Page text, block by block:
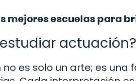
mejores escuelas para
actuación?
no es solo un arte; es